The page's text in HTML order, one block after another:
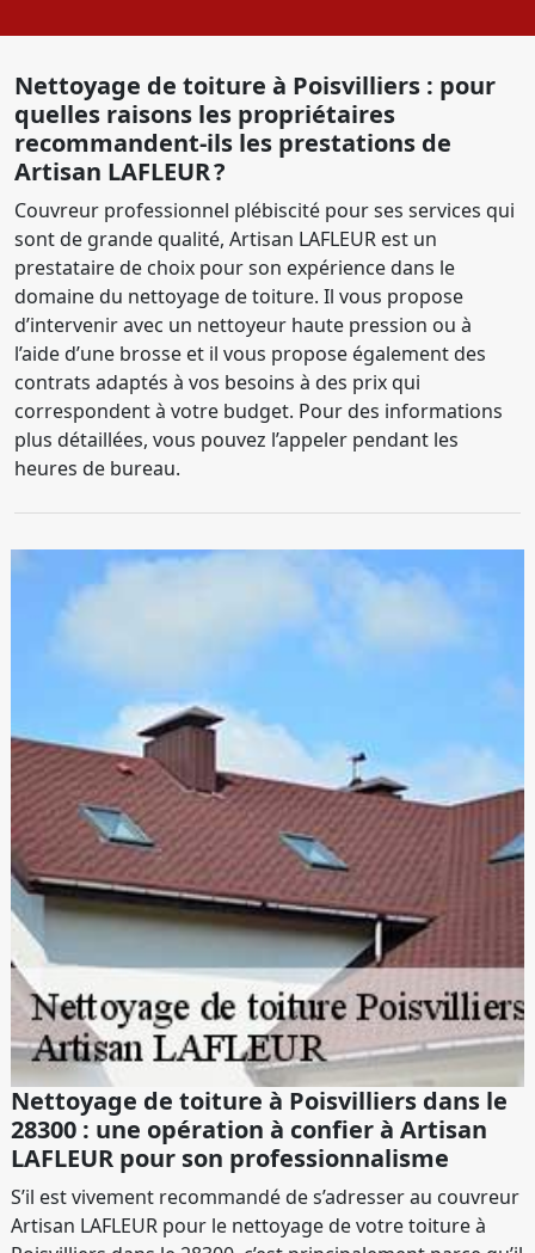
Nettoyage de toiture à Poisvilliers : pour
quelles raisons les propriétaires
recommandent-ils les prestations de
Artisan LAFLEUR ?
Couvreur professionnel plébiscité pour ses services qui
sont de grande qualité, Artisan LAFLEUR est un
prestataire de choix pour son expérience dans le
domaine du nettoyage de toiture. Il vous propose
d’intervenir avec un nettoyeur haute pression ou à
l’aide d’une brosse et il vous propose également des
contrats adaptés à vos besoins à des prix qui
correspondent à votre budget. Pour des informations
plus détaillées, vous pouvez l’appeler pendant les
heures de bureau.
Nettoyage de toiture à Poisvilliers dans le
28300 : une opération à confier à Artisan
LAFLEUR pour son professionnalisme
S’il est vivement recommandé de s’adresser au couvreur
Artisan LAFLEUR pour le nettoyage de votre toiture à